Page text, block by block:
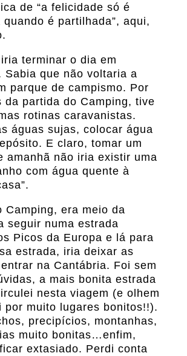
de “a felicidade só é
é partilhada”, aqui,
terminar o dia em
Sabia que não voltaria a
parque de campismo. Por
da partida do Camping, tive
rotinas caravanistas.
águas sujas, colocar água
E claro, tomar um
amanhã não iria existir uma
com água quente à
Camping, era meio da
seguir numa estrada
Picos da Europa e lá para
estrada, iria deixar as
na Cantábria. Foi sem
a mais bonita estrada
nesta viagem (e olhem
por muito lugares bonitos!!).
precipícios, montanhas,
muito bonitas…enfim,
extasiado. Perdi conta